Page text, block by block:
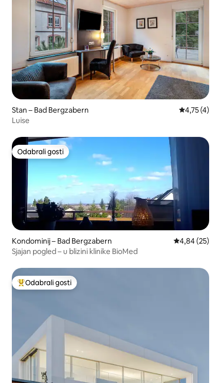
Stan – Bad Bergzabern Prosječna
4,75 (4)
Luise
Odabrali gosti
Odabrali gosti
Kondominij – Bad Bergzabern Prosječna
4,84 (25)
Sjajan pogled – u blizini klinike BioMed
Među najviše rangiranima s oznakom „Odabrali gosti”
Odabrali gosti